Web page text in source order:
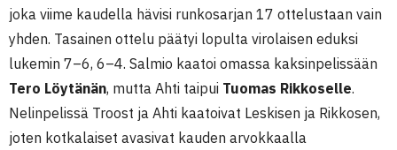
joka viime kaudella hävisi runkosarjan 17 ottelustaan vain
yhden. Tasainen ottelu päätyi lopulta virolaisen eduksi
lukemin 7–6, 6–4. Salmio kaatoi omassa kaksinpelissään
Tero Löytänän, mutta Ahti taipui Tuomas Rikkoselle.
Nelinpelissä Troost ja Ahti kaatoivat Leskisen ja Rikkosen,
joten kotkalaiset avasivat kauden arvokkaalla